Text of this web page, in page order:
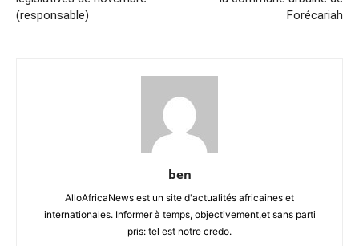
(responsable)
Forécariah
ben
AlloAfricaNews est un site d'actualités africaines et
internationales. Informer à temps, objectivement,et sans parti
pris: tel est notre credo.